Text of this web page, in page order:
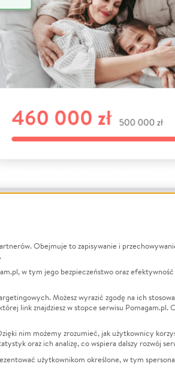
Zbieraj na
Leczenie
Zwierzęta
Pożar
Sport
Pomoc Finansowa
Obejmuje to zapisywanie i
w tym jego bezpieczeństwo oraz
Możesz wyrazić zgodę na ich
link znajdziesz w stopce serwisu Pomagam.pl.
nim możemy zrozumieć, jak użytkownicy
oraz ich analizę, co wspiera dalszy rozwój
użytkownikom określone, w tym